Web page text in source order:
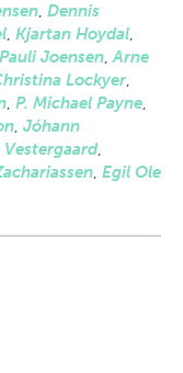
, Dennis
, Kjartan Hoydal,
Joensen,Arne
Lockyer,
, P. Michael Payne,
, Jóhann
,
, Egil Ole